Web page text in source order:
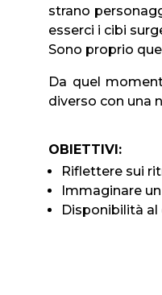
strano
esserci i cibi
Sono proprio
Da quel
diverso con una
OBIETTIVI:
Riflettere sui
Immaginare
Disponibilità